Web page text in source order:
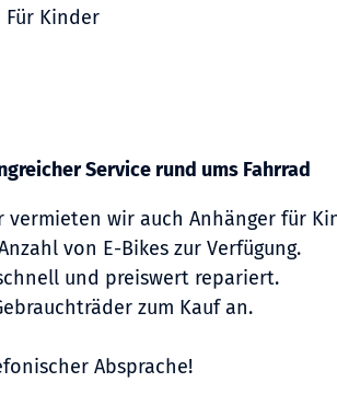
Für Kinder
Service rund ums Fahrrad
wir auch Anhänger für
von E-Bikes zur Verfügung.
und preiswert repariert.
zum Kauf an.
Absprache!